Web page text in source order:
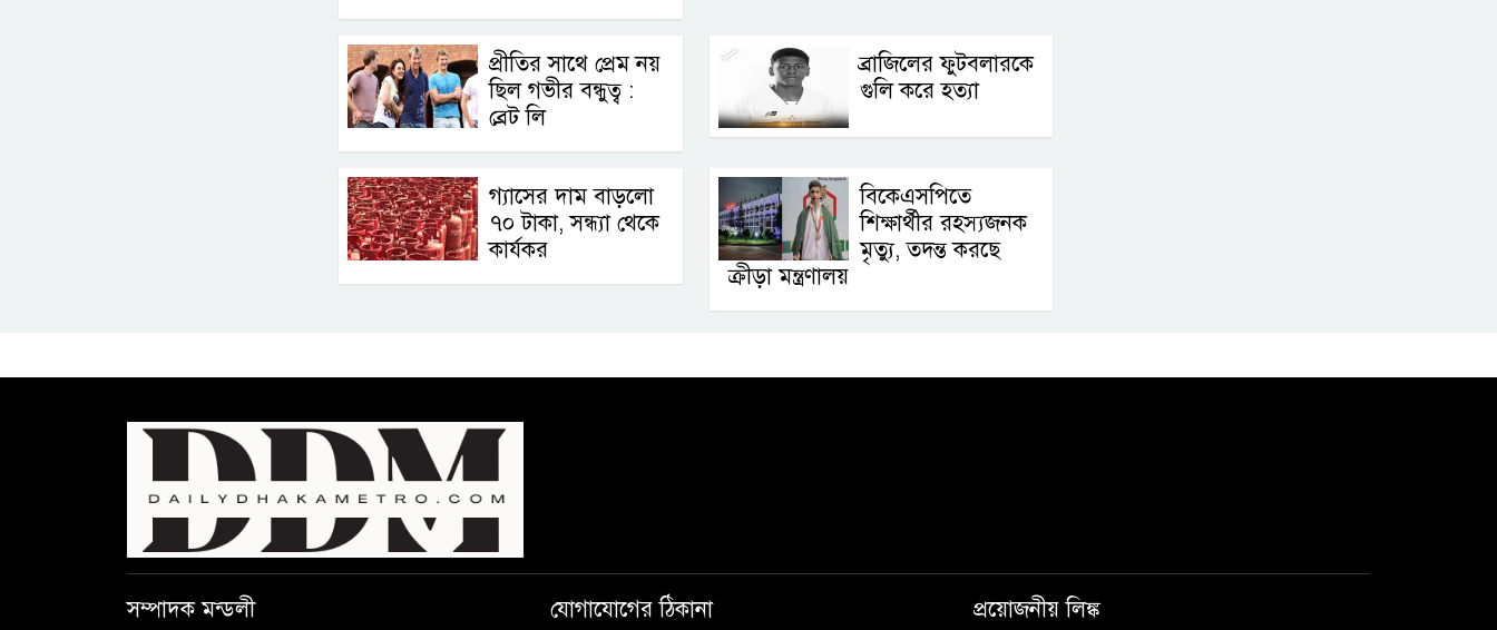
প্রীতির সাথে প্রেম নয়
ছিল গভীর বন্ধুত্ব :
ব্রেট লি
ব্রাজিলের ফুটবলারকে
গুলি করে হত্যা
গ্যাসের দাম বাড়লো
৭০ টাকা, সন্ধ্যা থেকে
কার্যকর
বিকেএসপিতে
শিক্ষার্থীর রহস্যজনক
মৃত্যু, তদন্ত করছে
ক্রীড়া মন্ত্রণালয়
সম্পাদক মন্ডলী যোগাযোগের ঠিকানা প্রয়োজনীয় লিঙ্ক